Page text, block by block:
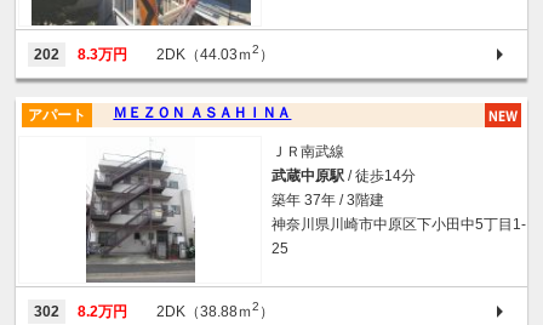
202 8.3万円 2DK（44.03ｍ2 ）
ＭＥＺＯＮ ＡＳＡＨＩＮＡ
アパート
ＪＲ南武線
武蔵中原駅 / 徒歩14分
築年 37年 / 3階建
神奈川県川崎市中原区下小田中5丁目1-
25
302 8.2万円 2DK（38.88ｍ2 ）